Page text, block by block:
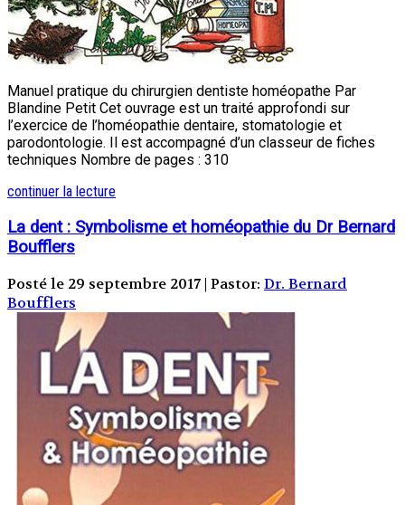
Manuel pratique du chirurgien dentiste homéopathe Par
Blandine Petit Cet ouvrage est un traité approfondi sur
l’exercice de l’homéopathie dentaire, stomatologie et
parodontologie. Il est accompagné d’un classeur de fiches
techniques Nombre de pages : 310
continuer la lecture
La dent : Symbolisme et homéopathie du Dr Bernard
Boufflers
Posté le 29 septembre 2017 | Pastor: Dr. Bernard
Boufflers